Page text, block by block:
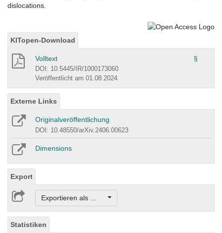
dislocations.
KITopen-Download
Volltext §
DOI: 10.5445/IR/1000173060
Veröffentlicht am 01.08.2024
Externe Links
Originalveröffentlichung
DOI: 10.48550/arXiv.2406.00623
Dimensions
Export
Exportieren als ...
Statistiken